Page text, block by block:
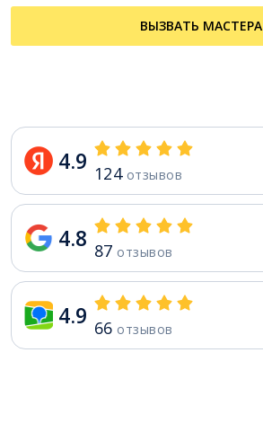
ВЫЗВАТЬ МАСТЕРА
4.9 124отзывов
4.8 87 отзывов
4.9 66 отзывов